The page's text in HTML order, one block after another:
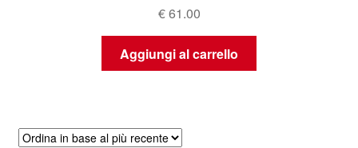
€61.00
Aggiungi al carrello